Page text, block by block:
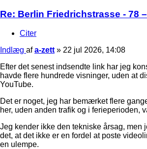
Re: Berlin Friedrichstrasse - 78
Citer
Indlæg afa-zett » 22 jul 2026, 14:08
Efter det senest indsendte link har jeg
havde flere hundrede visninger, uden at
YouTube.
Det er noget, jeg har bemærket flere
her, uden anden trafik og i ferieperioden,
Jeg kender ikke den tekniske årsag, men
det, at det ikke er en fordel at poste
en ulempe.